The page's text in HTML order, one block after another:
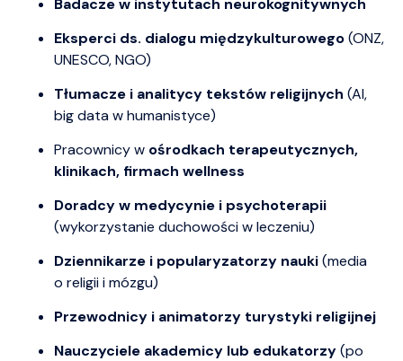
Badacze w instytutach neurokognitywnych
Eksperci ds. dialogu międzykulturowego(ONZ,
UNESCO, NGO)
Tłumacze i analitycy tekstów religijnych (AI,
big data w humanistyce)
Pracownicy w ośrodkach terapeutycznych,
klinikach, firmach wellness
Doradcy w medycynie i psychoterapii
(wykorzystanie duchowości w leczeniu)
Dziennikarze i popularyzatorzy nauki(media
o religii i mózgu)
Przewodnicy i animatorzy turystyki religijnej
Nauczyciele akademicy lub edukatorzy(po